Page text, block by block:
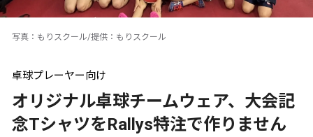
写真：もりスクール/提供：もりスクール
卓球プレーヤー向け
オリジナル卓球チームウェア、大会記
念TシャツをRallys特注で作りません